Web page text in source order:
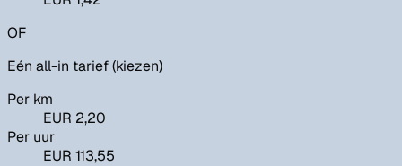
OF
Eén all-in tarief (kiezen)
Per km
EUR 2,20
Per uur
EUR 113,55